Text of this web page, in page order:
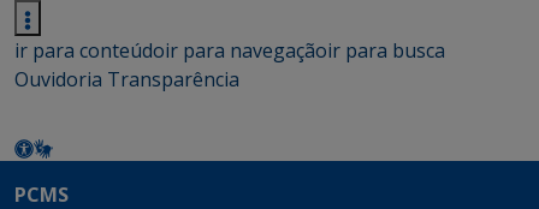
ir para conteúdoir para navegaçãoir para busca
Ouvidoria Transparência
PCMS